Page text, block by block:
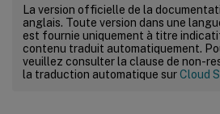
La version officielle de la
anglais. Toute version dans une
est fournie uniquement à titre
contenu traduit automatiquement.
veuillez consulter la clause de non-
la traduction automatique surCloud